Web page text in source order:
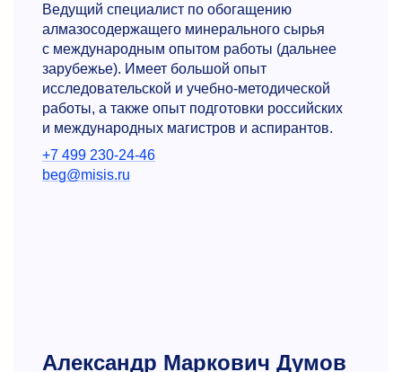
Ведущий специалист по обогащению
алмазосодержащего минерального сырья
с международным опытом работы (дальнее
зарубежье). Имеет большой опыт
исследовательской и учебно-методической
работы, а также опыт подготовки российских
и международных магистров и аспирантов.
+7 499 230-24-46
beg@misis.ru
Александр Маркович Думов